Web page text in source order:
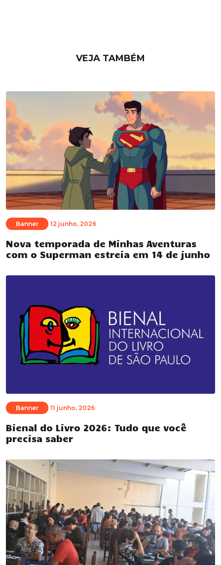
VEJA TAMBÉM
Banner 12 junho, 2026
Nova temporada de Minhas Aventuras
com o Superman estreia em 14 de junho
Banner 11 junho, 2026
Bienal do Livro 2026: Tudo que você
precisa saber